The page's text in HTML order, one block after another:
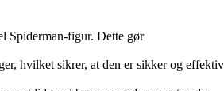
Spiderman-figur. Dette gør
hvilket sikrer, at den er sikker og effektiv